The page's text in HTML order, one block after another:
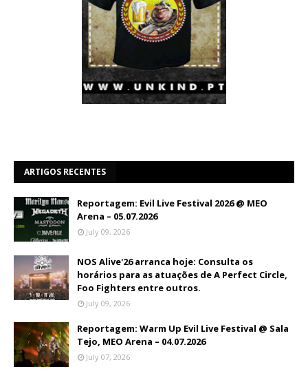
ARTIGOS RECENTES
Reportagem: Evil Live Festival 2026 @ MEO
Arena – 05.07.2026
July 09, 2026
NOS Alive'26 arranca hoje: Consulta os
horários para as atuações de A Perfect Circle,
Foo Fighters entre outros.
July 09, 2026
Reportagem: Warm Up Evil Live Festival @ Sala
Tejo, MEO Arena – 04.07.2026
July 07, 2026